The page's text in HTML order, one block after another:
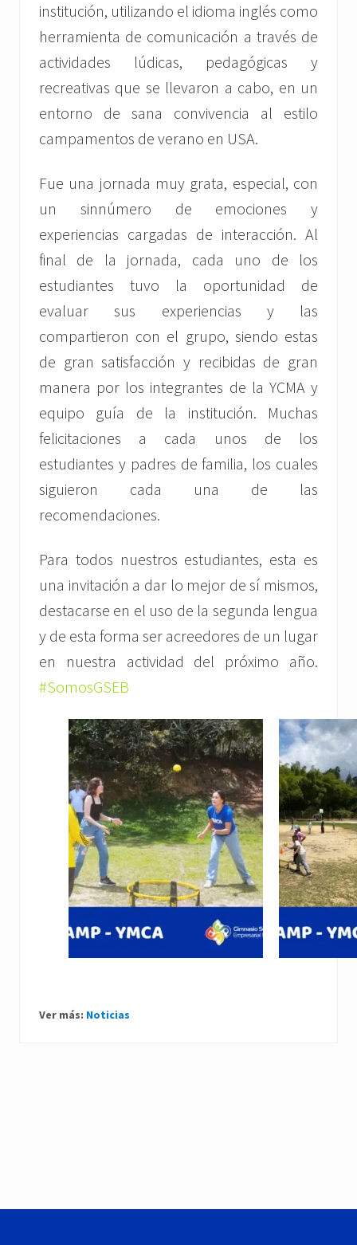
institución, utilizando el idioma inglés como
herramienta de comunicación a través de
actividades lúdicas, pedagógicas y
recreativas que se llevaron a cabo, en un
entorno de sana convivencia al estilo
campamentos de verano en USA.
Fue una jornada muy grata, especial, con
un sinnúmero de emociones y
experiencias cargadas de interacción. Al
final de la jornada, cada uno de los
estudiantes tuvo la oportunidad de
evaluar sus experiencias y las
compartieron con el grupo, siendo estas
de gran satisfacción y recibidas de gran
manera por los integrantes de la YCMA y
equipo guía de la institución. Muchas
felicitaciones a cada unos de los
estudiantes y padres de familia, los cuales
siguieron cada una de las
recomendaciones.
Para todos nuestros estudiantes, esta es
una invitación a dar lo mejor de sí mismos,
destacarse en el uso de la segunda lengua
y de esta forma ser acreedores de un lugar
en nuestra actividad del próximo año.
#SomosGSEB
Ver más: Noticias
u
P